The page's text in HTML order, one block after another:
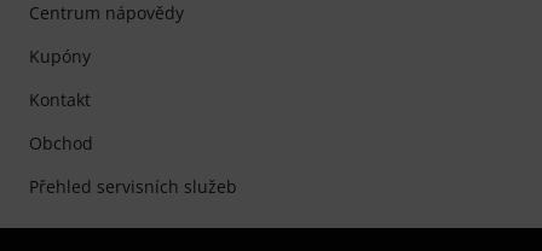
Centrum nápovědy
Kupóny
Kontakt
Obchod
Přehled servisních služeb